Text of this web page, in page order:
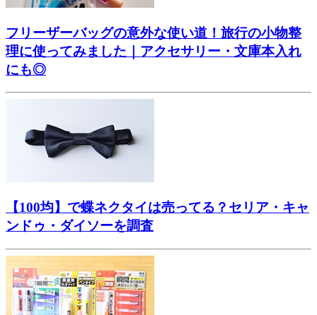
フリーザーバッグの意外な使い道！旅行の小物整
理に使ってみました｜アクセサリー・文庫本入れ
にも◎
【100均】で蝶ネクタイは売ってる？セリア・キャ
ンドゥ・ダイソーを調査